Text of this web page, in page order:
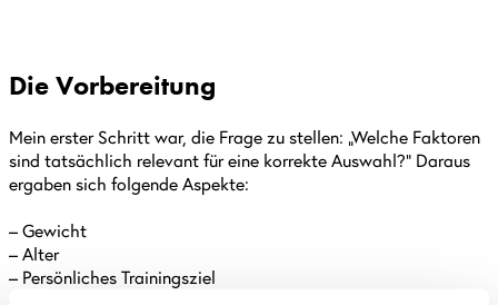
Die Vorbereitung
Mein erster Schritt war, die Frage zu stellen: „Welche Faktoren
sind tatsächlich relevant für eine korrekte Auswahl?“ Daraus
ergaben sich folgende Aspekte:
– Gewicht
– Alter
– Persönliches Trainingsziel